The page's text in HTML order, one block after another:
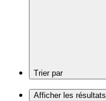
Trier par
Afficher les résultats